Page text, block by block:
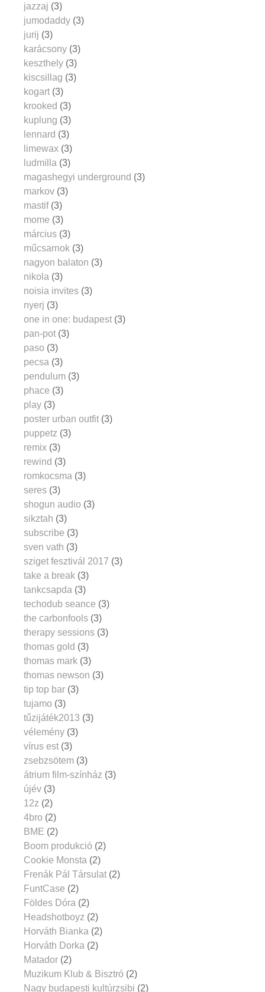
jazzaj (3)
jumodaddy (3)
jurij (3)
karácsony (3)
keszthely (3)
kiscsillag (3)
kogart (3)
krooked (3)
kuplung (3)
lennard (3)
limewax (3)
ludmilla (3)
magashegyi underground (3)
markov (3)
mastif (3)
mome (3)
március (3)
műcsarnok (3)
nagyon balaton (3)
nikola (3)
noisia invites (3)
nyerj (3)
one in one: budapest (3)
pan-pot (3)
paso (3)
pecsa (3)
pendulum (3)
phace (3)
play (3)
poster urban outfit (3)
puppetz (3)
remix (3)
rewind (3)
romkocsma (3)
seres (3)
shogun audio (3)
sikztah (3)
subscribe (3)
sven vath (3)
sziget fesztivál 2017 (3)
take a break (3)
tankcsapda (3)
techodub seance (3)
the carbonfools (3)
therapy sessions (3)
thomas gold (3)
thomas mark (3)
thomas newson (3)
tip top bar (3)
tujamo (3)
tűzijáték2013 (3)
vélemény (3)
vírus est (3)
zsebzsötem (3)
átrium film-színház (3)
újév (3)
12z (2)
4bro (2)
BME (2)
Boom produkció (2)
Cookie Monsta (2)
Frenák Pál Társulat (2)
FuntCase (2)
Földes Dóra (2)
Headshotboyz (2)
Horváth Bianka (2)
Horváth Dorka (2)
Matador (2)
Muzikum Klub & Bisztró (2)
Nagy budapesti kultúrzsibi (2)